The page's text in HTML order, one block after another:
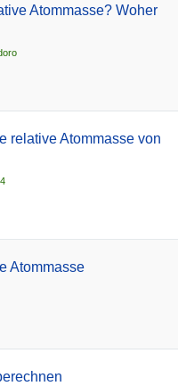
Atommasse? Woher
relative Atommasse von
Atommasse